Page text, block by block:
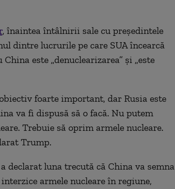
, înaintea întâlnirii sale cu preşedintele
dintre lucrurile pe care SUA încearcă
este „denuclearizarea” şi „este
foarte important, dar Rusia este
va fi dispusă să o facă. Nu putem
Trebuie să oprim armele nucleare.
Trump.
declarat luna trecută că China va semna
armele nucleare în regiune,